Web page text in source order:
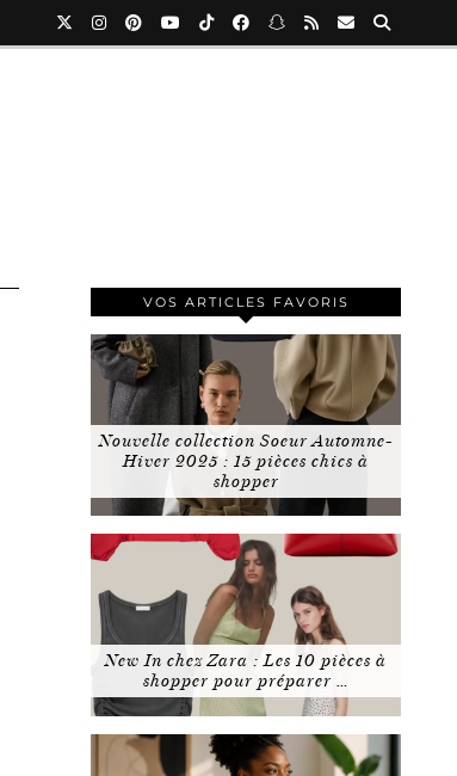
VOS ARTICLES FAVORIS
Nouvelle collection Soeur Automne-
Hiver 2025 : 15 pièces chics à
shopper
New In chez Zara : Les 10 pièces à
shopper pour préparer …